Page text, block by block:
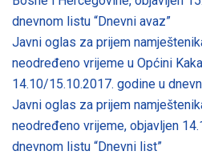
dnevnom listu “Dnevni avaz”
Javni oglas za prijem
neodređeno vrijeme u Općini
14.10/15.10.2017. godine u
Javni oglas za prijem
neodređeno vrijeme, objavljen
dnevnom listu “Dnevni list”